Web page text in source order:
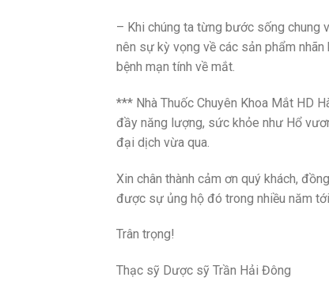
– Khi chúng ta từng bước sống
nên sự kỳ vọng về các sản phẩm
bệnh mạn tính về mắt.
*** Nhà Thuốc Chuyên Khoa Mắt HD
đầy năng lượng, sức khỏe như Hổ
đại dịch vừa qua.
Xin chân thành cảm ơn quý khách,
được sự ủng hộ đó trong nhiều năm tới.
Trân trọng!
Thạc sỹ Dược sỹ Trần Hải Đông